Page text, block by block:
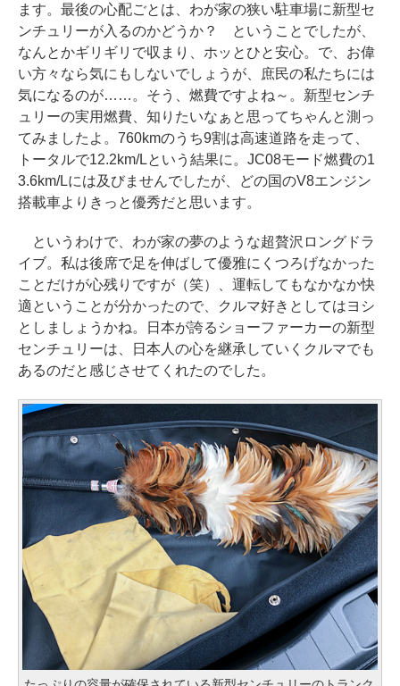
ます。最後の心配ごとは、わが家の狭い駐車場に新型セ
ンチュリーが入るのかどうか？ ということでしたが、
なんとかギリギリで収まり、ホッとひと安心。で、お偉
い方々なら気にもしないでしょうが、庶民の私たちには
気になるのが……。そう、燃費ですよね～。新型センチ
ュリーの実用燃費、知りたいなぁと思ってちゃんと測っ
てみましたよ。760kmのうち9割は高速道路を走って、
トータルで12.2km/Lという結果に。JC08モード燃費の1
3.6km/Lには及びませんでしたが、どの国のV8エンジン
搭載車よりきっと優秀だと思います。
というわけで、わが家の夢のような超贅沢ロングドラ
イブ。私は後席で足を伸ばして優雅にくつろげなかった
ことだけが心残りですが（笑）、運転してもなかなか快
適ということが分かったので、クルマ好きとしてはヨシ
としましょうかね。日本が誇るショーファーカーの新型
センチュリーは、日本人の心を継承していくクルマでも
あるのだと感じさせてくれたのでした。